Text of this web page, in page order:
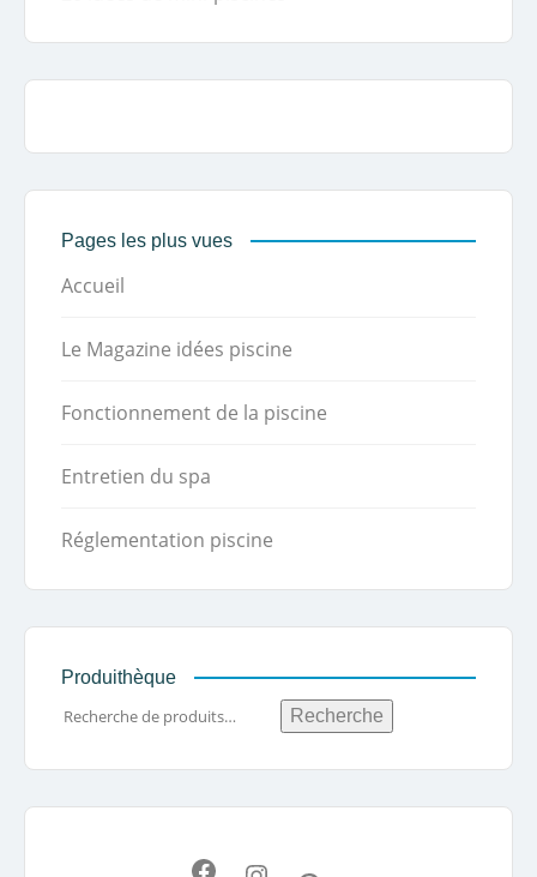
Pages les plus vues
Accueil
Le Magazine idées piscine
Fonctionnement de la piscine
Entretien du spa
Réglementation piscine
Produithèque
Recherche